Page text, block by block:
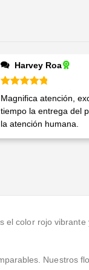
Harvey Roa
Valorado en de 5
Magnifica atención,
tiempo la entrega del
la atención humana.
el color rojo
Nuestros